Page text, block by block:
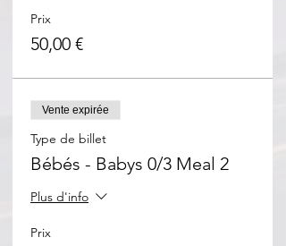
Prix
50,00 €
Vente expirée
Type de billet
Bébés - Babys 0/3 Meal 2
Plus d'info
Prix